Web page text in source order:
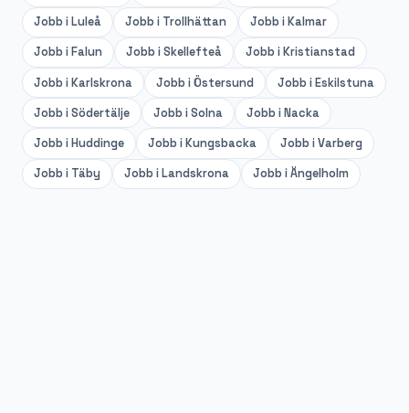
Jobb iLuleå Jobb i Trollhättan Jobb iKalmar
Jobb iFalun Jobb iSkellefteå Jobb iKristianstad
Jobb iKarlskrona Jobb iÖstersund Jobb iEskilstuna
Jobb iSödertälje Jobb iSolna Jobb iNacka
Jobb iHuddinge Jobb iKungsbacka Jobb iVarberg
Jobb i Täby Jobb iLandskrona Jobb iÄngelholm